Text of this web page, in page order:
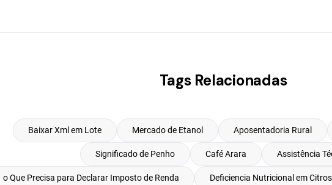
Tags Relacionadas
Baixar Xml em Lote Mercado de Etanol Aposentadoria Rural
Significado de Penho Café Arara Assistência
o Que Precisa para Declarar Imposto de Renda Deficiencia Nutricional em Citros